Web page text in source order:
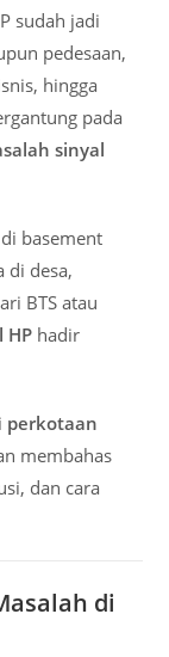
sudah jadi
pedesaan,
hingga
pada
sinyal
basement
di desa,
BTS atau
HP hadir
perkotaan
membahas
dan cara
di